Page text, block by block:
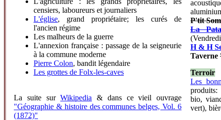
censiers, laboureurs et journaliers
L'église, grand propriétaire; les curés de
l'ancien régime
Les malheurs de la guerre
L'annexion française : passage de la seigneurie
à la commune moderne
Pierre Colon, bandit légendaire
Les grottes de Folx-les-caves
La suite surWikipedia & dans ce vieil ouvrage
"Géographie & histoire des communes belges, Vol. 6
(1872)"
P'tit
La
H & H
Taverne
Terroir
Les
produits:
bio,
vert),